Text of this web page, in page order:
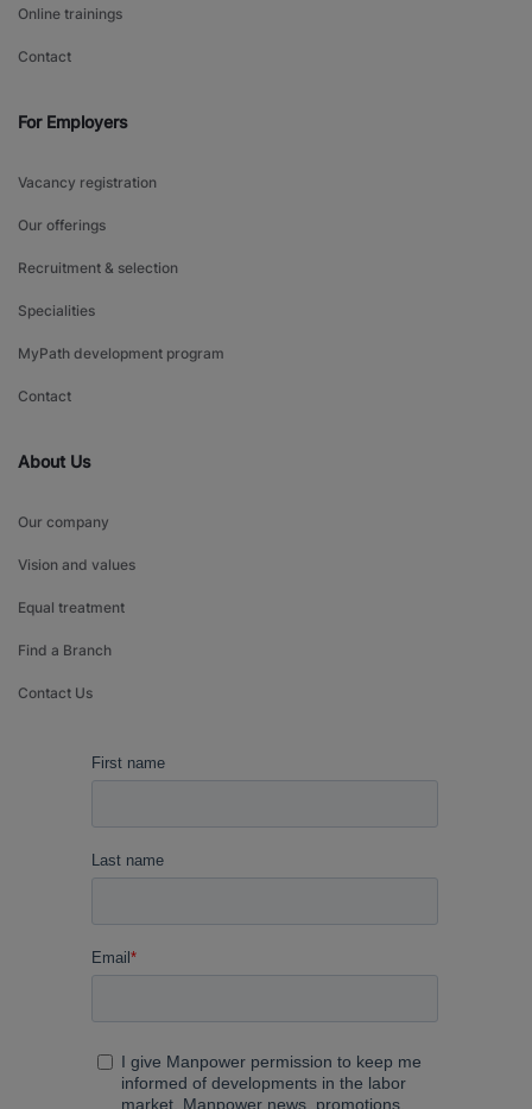
Online trainings
Contact
For Employers
Vacancy registration
Our offerings
Recruitment & selection
Specialities
MyPath development program
Contact
About Us
Our company
Vision and values
Equal treatment
Find a Branch
Contact Us